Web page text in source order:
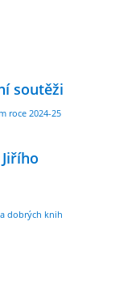
246 380, Jídelna:
soutěži
roce 2024-25
dobrých knih